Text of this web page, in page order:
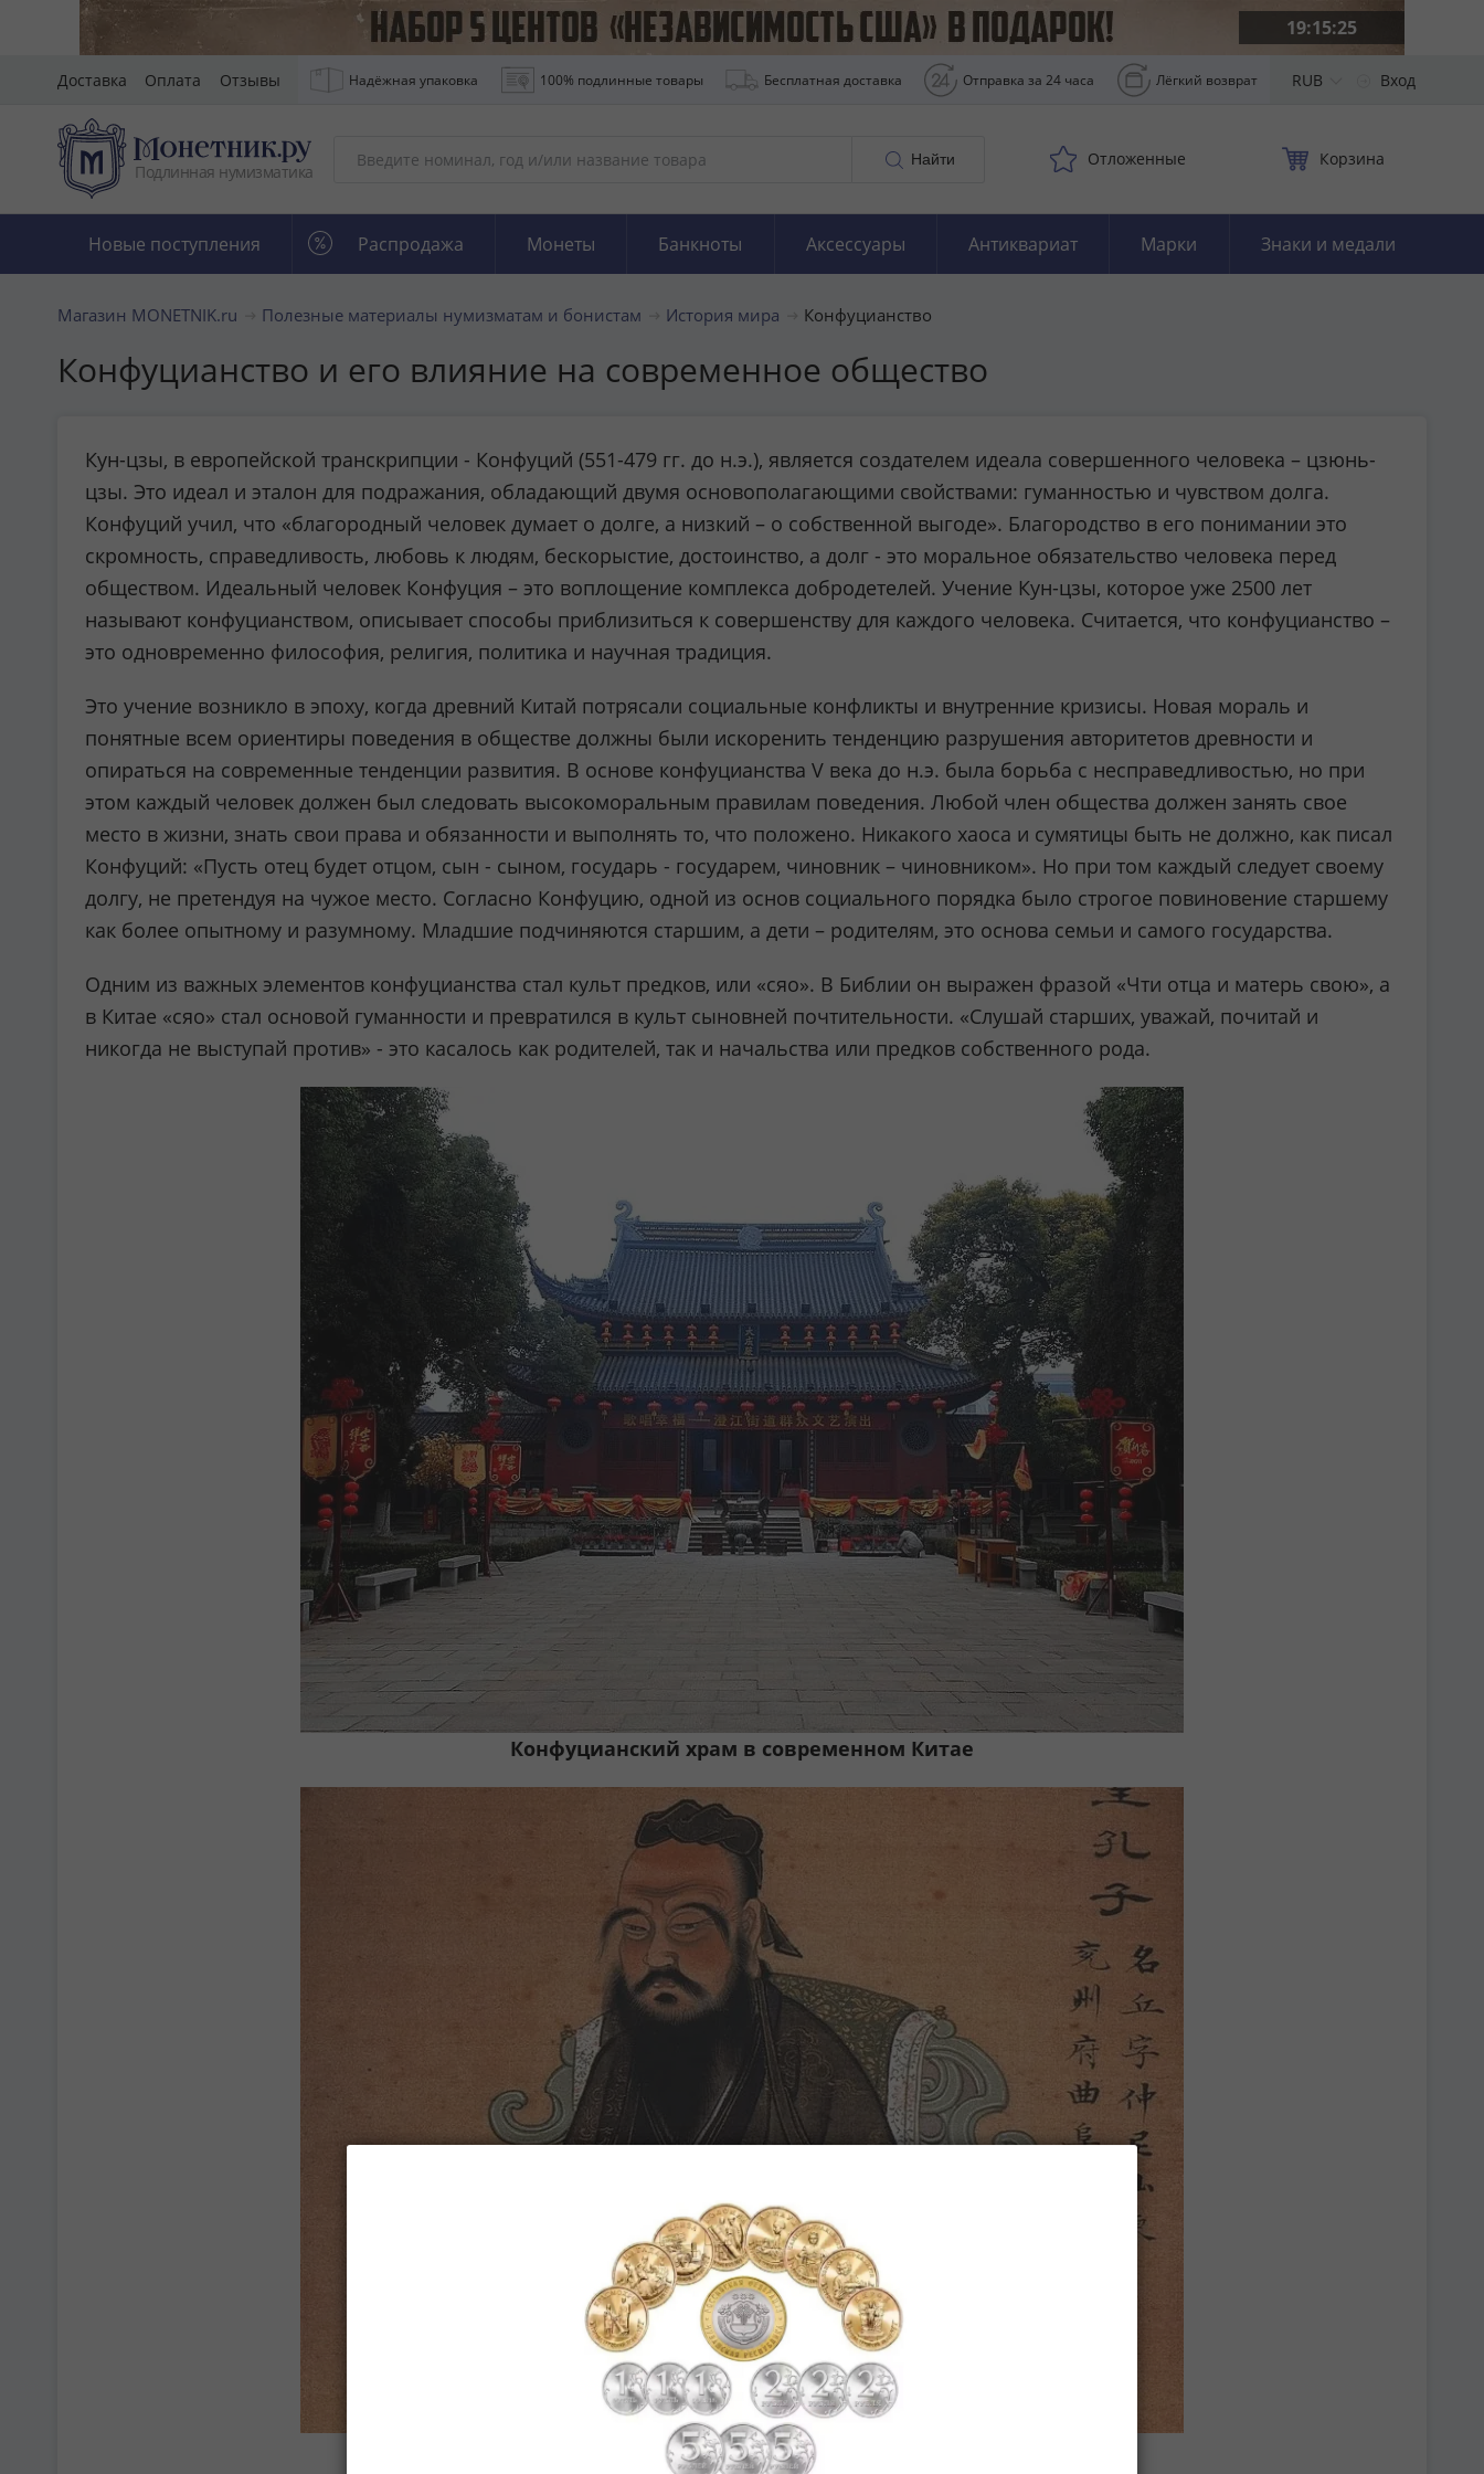
19:15:23
Доставка Оплата Отзывы Надёжная упаковка 100% подлинные товары Бесплатная доставка Отправка за 24 часа Лёгкий возврат RUB Вход
Подлинная нумизматика
Найти Отложенные Корзина
Новые поступления Распродажа Монеты Банкноты Аксессуары Антиквариат Марки Знаки и медали
Магазин MONETNIK.ru Полезные материалы нумизматам и бонистам История мира Конфуцианство
Конфуцианство и его влияние на современное общество
Кун-цзы, в европейской транскрипции - Конфуций (551-479 гг. до н.э.), является создателем идеала совершенного человека – цзюнь-
цзы. Это идеал и эталон для подражания, обладающий двумя основополагающими свойствами: гуманностью и чувством долга.
Конфуций учил, что «благородный человек думает о долге, а низкий – о собственной выгоде». Благородство в его понимании это
скромность, справедливость, любовь к людям, бескорыстие, достоинство, а долг - это моральное обязательство человека перед
обществом. Идеальный человек Конфуция – это воплощение комплекса добродетелей. Учение Кун-цзы, которое уже 2500 лет
называют конфуцианством, описывает способы приблизиться к совершенству для каждого человека. Считается, что конфуцианство –
это одновременно философия, религия, политика и научная традиция.
Это учение возникло в эпоху, когда древний Китай потрясали социальные конфликты и внутренние кризисы. Новая мораль и
понятные всем ориентиры поведения в обществе должны были искоренить тенденцию разрушения авторитетов древности и
опираться на современные тенденции развития. В основе конфуцианства V века до н.э. была борьба с несправедливостью, но при
этом каждый человек должен был следовать высокоморальным правилам поведения. Любой член общества должен занять свое
место в жизни, знать свои права и обязанности и выполнять то, что положено. Никакого хаоса и сумятицы быть не должно, как писал
Конфуций: «Пусть отец будет отцом, сын - сыном, государь - государем, чиновник – чиновником». Но при том каждый следует своему
долгу, не претендуя на чужое место. Согласно Конфуцию, одной из основ социального порядка было строгое повиновение старшему
как более опытному и разумному. Младшие подчиняются старшим, а дети – родителям, это основа семьи и самого государства.
Одним из важных элементов конфуцианства стал культ предков, или «сяо». В Библии он выражен фразой «Чти отца и матерь свою», а
в Китае «сяо» стал основой гуманности и превратился в культ сыновней почтительности. «Слушай старших, уважай, почитай и
никогда не выступай против» - это касалось как родителей, так и начальства или предков собственного рода.
Конфуцианский храм в современном Китае
Конфуций на китайской миниатюре 1770 г.